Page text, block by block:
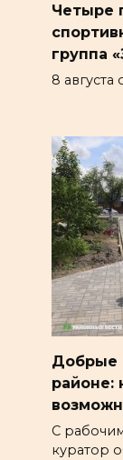
Четыре
группа
8 августа
Добрые
районе:
С
куратор